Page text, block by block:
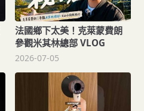
法國鄉下太美！克萊蒙費朗
參觀米其林總部 VLOG
2026-07-05